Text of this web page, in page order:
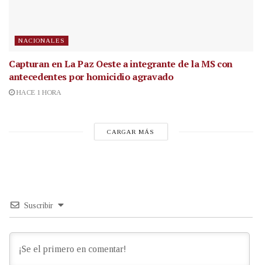
NACIONALES
Capturan en La Paz Oeste a integrante de la MS con
antecedentes por homicidio agravado
HACE 1 HORA
CARGAR MÁS
Suscribir